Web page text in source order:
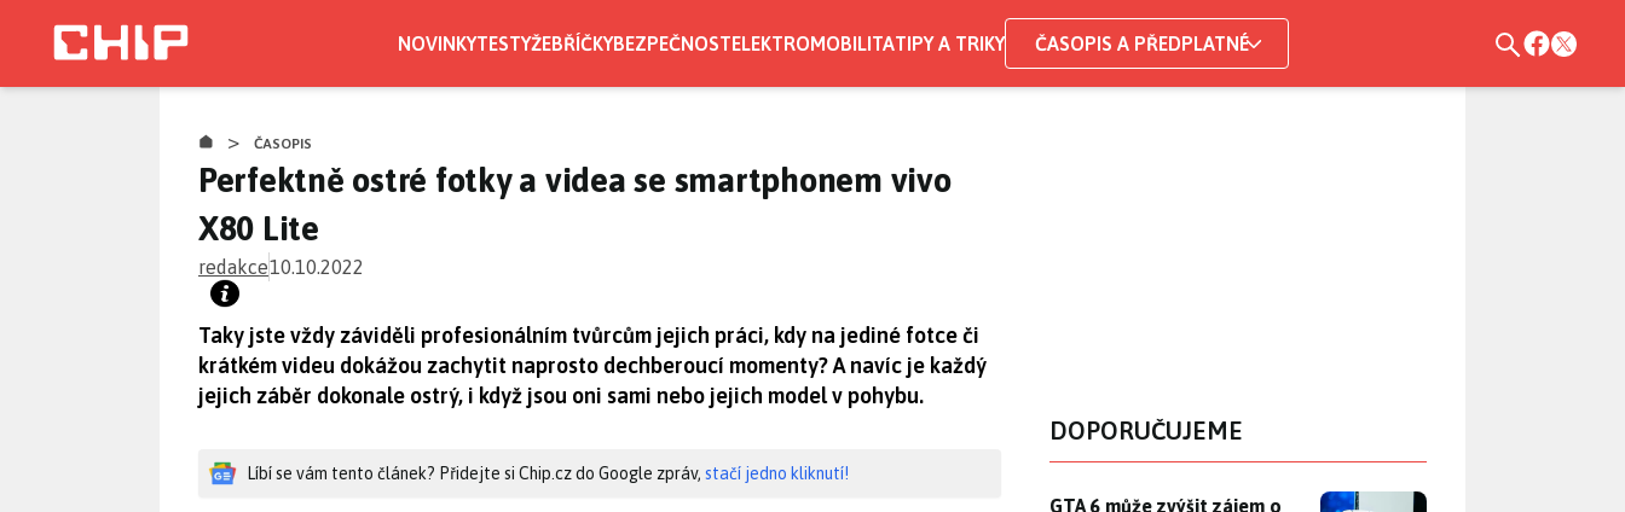
NOVINKYTESTYŽEBŘÍČKYBEZPEČNOSTELEKTROMOBILITATIPY A TRIKY ČASOPIS A PŘEDPLATNÉ
> ČASOPIS
Perfektně ostré fotky a videa se smartphonem vivo
X80 Lite
redakce10.10.2022
Taky jste vždy záviděli profesionálním tvůrcům jejich práci, kdy na jediné fotce či
krátkém videu dokážou zachytit naprosto dechberoucí momenty? A navíc je každý
jejich záběr dokonale ostrý, i když jsou oni sami nebo jejich model v pohybu.
Líbí se vám tento článek? Přidejte si Chip.cz do Google zpráv, stačí jedno kliknutí!
DOPORUČUJEME
GTA 6 může zvýšit zájem o PS5. Konzolí by měl být dostatek,
GTA 6 může zvýšit zájem o